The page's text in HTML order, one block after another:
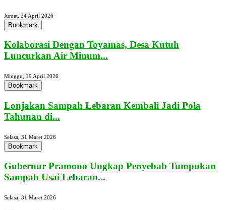
Jumat, 24 April 2026
Bookmark
Kolaborasi Dengan Toyamas, Desa Kutuh
Luncurkan Air Minum...
Minggu, 19 April 2026
Bookmark
Lonjakan Sampah Lebaran Kembali Jadi Pola
Tahunan di...
Selasa, 31 Maret 2026
Bookmark
Gubernur Pramono Ungkap Penyebab Tumpukan
Sampah Usai Lebaran...
Selasa, 31 Maret 2026